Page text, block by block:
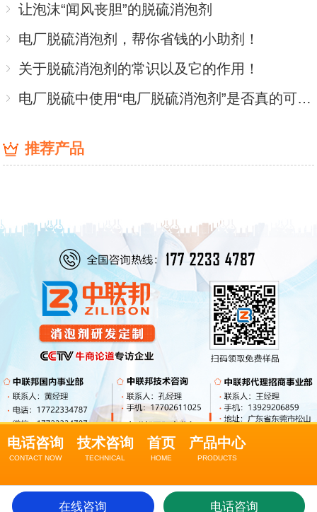
让泡沫“闻风丧胆”的脱硫消泡剂
电厂脱硫消泡剂，帮你省钱的小助剂！
关于脱硫消泡剂的常识以及它的作用！
电厂脱硫中使用“电厂脱硫消泡剂”是否真的可行？
推荐产品
电话咨询
CONTACT NOW
技术咨询
TECHNICAL
首页
HOME
产品中心
PRODUCTS
关于我们
在线咨询 电话咨询